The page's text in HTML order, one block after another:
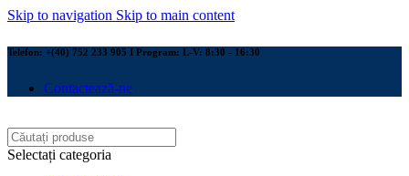
Skip to navigation Skip to main content
Telefon: +(40) 752 233 905 I Program: L-V: 8:30 - 16:30
Contactează-ne
Selectați categoria